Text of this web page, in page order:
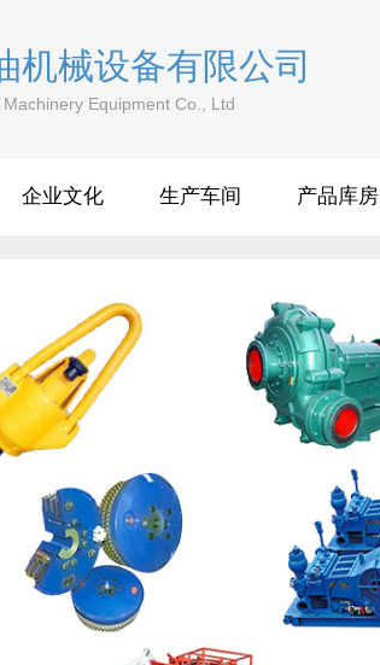
机械设备有限公司
Equipment Co., Ltd
企业文化 生产车间 产品库房